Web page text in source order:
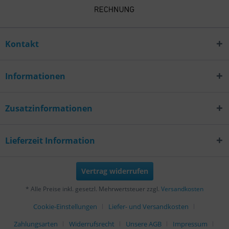
Kontakt
Informationen
Zusatzinformationen
Lieferzeit Information
Vertrag widerrufen
* Alle Preise inkl. gesetzl. Mehrwertsteuer zzgl. Versandkosten
Cookie-Einstellungen
Liefer- und Versandkosten
Zahlungsarten
Widerrufsrecht Unsere AGB Impressum